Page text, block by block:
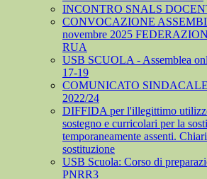
INCONTRO SNALS
CONVOCAZIONE
novembre 2025
RUA
USB SCUOLA - Assemblea
17-19
COMUNICATO
2022/24
DIFFIDA per l'illegittimo
sostegno e curricolari per la
temporaneamente assenti.
sostituzione
USB Scuola: Corso di
PNRR3